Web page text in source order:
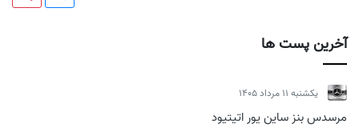
آخرین پست ها
يكشنبه 11 مرداد 1405
مرسدس بنز ساین یور اتیتیود